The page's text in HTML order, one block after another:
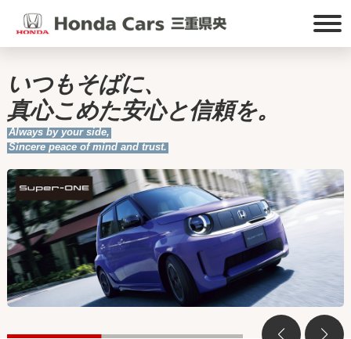
いつもそばに、
真心こめた安心と信頼を。
Always by your side,
Sincere peace of mind and trust.